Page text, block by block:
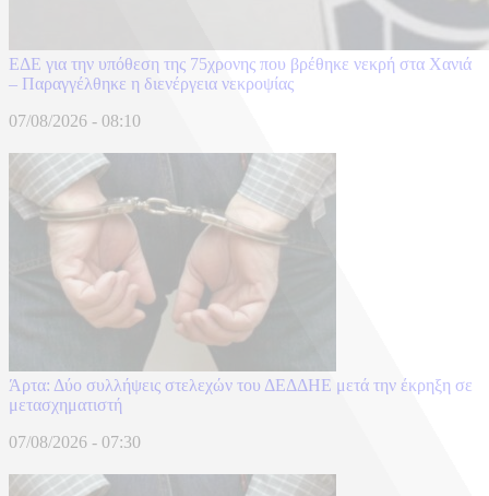
ΕΔΕ για την υπόθεση της 75χρονης που βρέθηκε νεκρή στα Χανιά
– Παραγγέλθηκε η διενέργεια νεκροψίας
07/08/2026 - 08:10
Άρτα: Δύο συλλήψεις στελεχών του ΔΕΔΔΗΕ μετά την έκρηξη σε
μετασχηματιστή
07/08/2026 - 07:30